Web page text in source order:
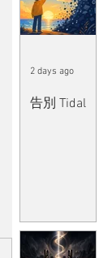
告別 Tidal
2 days ago